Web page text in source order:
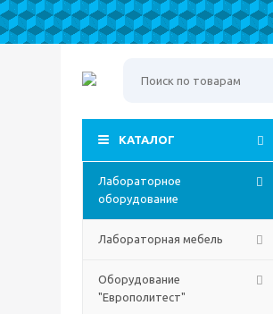
КАТАЛОГ
Лабораторное
оборудование
Лабораторная мебель
Оборудование
"Европолитест"